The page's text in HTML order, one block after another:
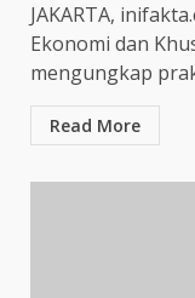
JAKARTA,
Ekonomi dan
mengungkap
Read More